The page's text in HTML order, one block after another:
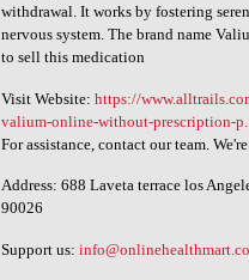
withdrawal. It works by fostering
nervous system. The brand name
to sell this medication
Visit Website: https://
valium-online-without-prescription-p...
For assistance, contact our team.
Address: 688 Laveta terrace los
90026
Support us: